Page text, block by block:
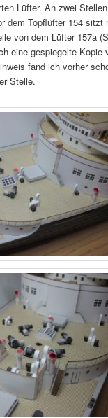
Lüfter. An zwei
dem Topflüfter 154 sitzt
von dem Lüfter 157a
eine gespiegelte Kopie
fand ich vorher
Stelle.